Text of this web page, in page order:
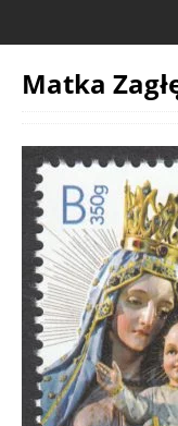
Matka